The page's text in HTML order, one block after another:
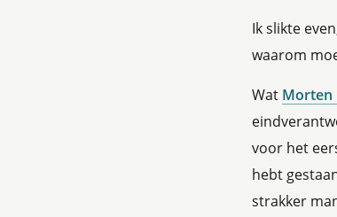
Ik slikte
waarom
Wat Morten
voor het
hebt
strakker